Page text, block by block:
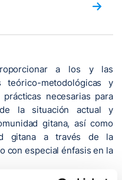
a los y las
teórico-metodológicas y
necesarias para
la situación actual y
gitana, así como
gitana a través de la
con especial énfasis en la